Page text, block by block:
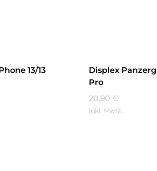
13/13
Displex
Pro
20,90 €
inkl. MwSt.